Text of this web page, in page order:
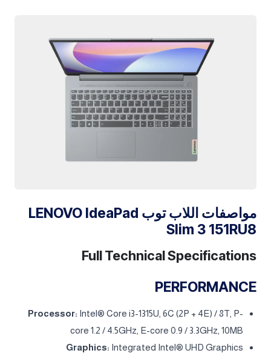
مواصفات اللاب توب LENOVO IdeaPad
Slim 3 151RU8
Full Technical Specifications
PERFORMANCE
Processor: Intel® Core i3-1315U, 6C (2P + 4E) / 8T, P-
core 1.2 / 4.5GHz, E-core 0.9 / 3.3GHz, 10MB
Graphics: Integrated Intel® UHD Graphics